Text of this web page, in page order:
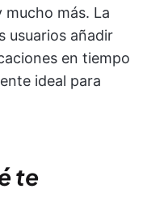
más. La
usuarios añadir
en tiempo
ideal para
te